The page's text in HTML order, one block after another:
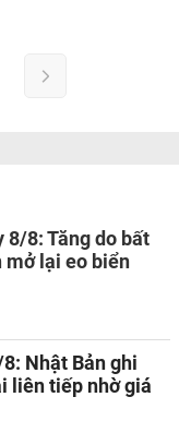
8/8: Tăng do bất
mở lại eo biển
Nhật Bản ghi
liên tiếp nhờ giá